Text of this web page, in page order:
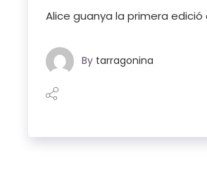
Alice guanya la primera
By tarragonina